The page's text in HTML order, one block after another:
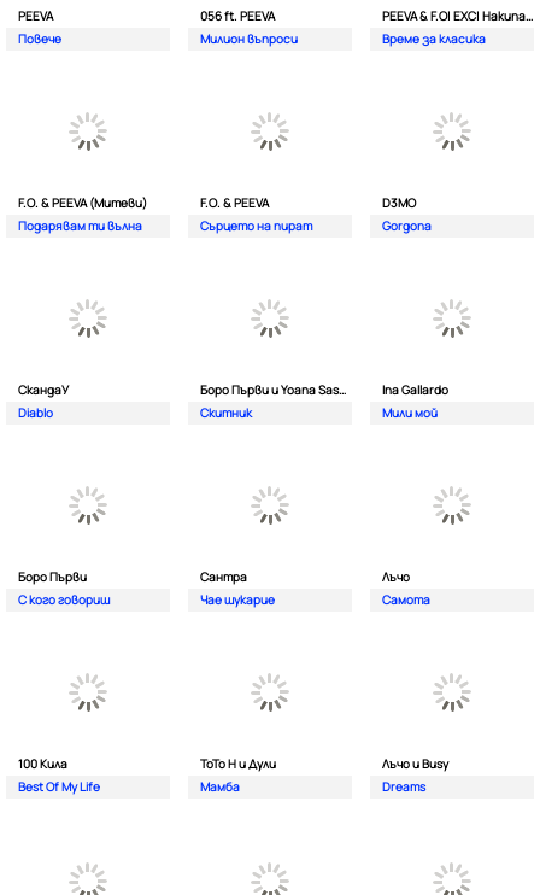
PEEVA
Повече
056 ft. PEEVA
Милион въпроси
PEEVA & F.O| EXC| Hakunata ft. Tri'o Quatro
Време за класика
F.O. & PEEVA (Митеви)
Подарявам ти вълна
F.O. & PEEVA
Сърцето на пират
D3MO
Gorgona
СкандаУ
Diablo
Боро Първи и Yoana Sashova
Скитник
Ina Gallardo
Мили мой
Боро Първи
С кого говориш
Сантра
Чае шукарие
Лъчо
Самота
100 Кила
Best Of My Life
ToTo H и Дули
Мамба
Лъчо и Busy
Dreams